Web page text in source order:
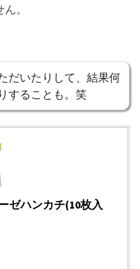
。
だいたりして、結果何
することも。笑
ゼハンカチ(10枚入